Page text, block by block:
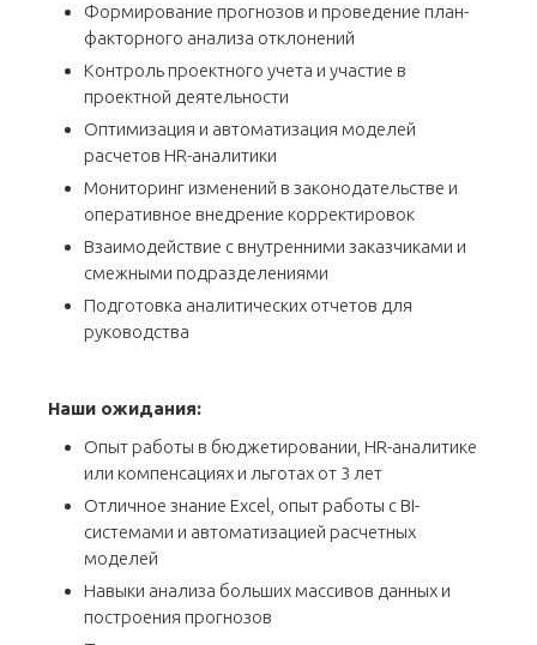
Формирование прогнозов и проведение план-
факторного анализа отклонений
Контроль проектного учета и участие в
проектной деятельности
Оптимизация и автоматизация моделей
расчетов HR-аналитики
Мониторинг изменений в законодательстве и
оперативное внедрение корректировок
Взаимодействие с внутренними заказчиками и
смежными подразделениями
Подготовка аналитических отчетов для
руководства
Наши ожидания:
Опыт работы в бюджетировании, HR-аналитике
или компенсациях и льготах от 3 лет
Отличное знание Excel, опыт работы с BI-
системами и автоматизацией расчетных
моделей
Навыки анализа больших массивов данных и
построения прогнозов